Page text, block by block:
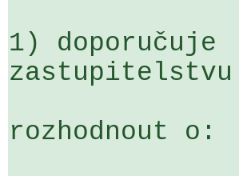
1) doporučuje
zastupitelstvu
rozhodnout o: